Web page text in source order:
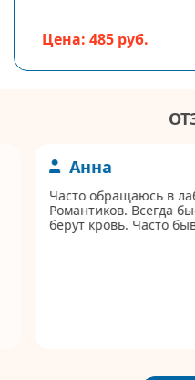
Цена: 485 руб.
Анна
Часто обращаюсь в
Романтиков. Всегда
берут кровь. Часто